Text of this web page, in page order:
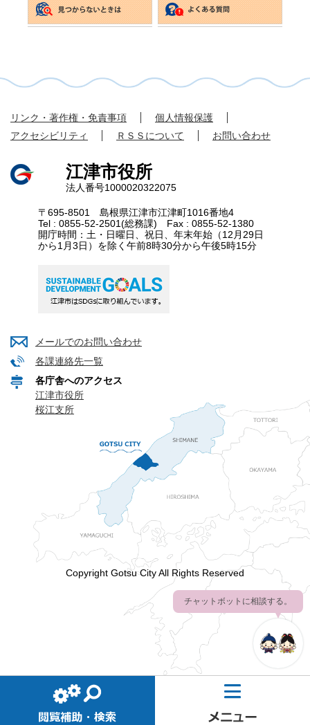
ジ
リンク・著作権・免責事項
個人情報保護
アクセシビリティ
ＲＳＳについて お問い合わせ
江津市役所
法人番号1000020322075
〒695-8501 島根県江津市江津町1016番地4
Tel : 0855-52-2501(総務課) Fax : 0855-52-1380
開庁時間：土・日曜日、祝日、年末年始（12月29日
から1月3日）を除く午前8時30分から午後5時15分
メールでのお問い合わせ
各課連絡先一覧
各庁舎へのアクセス
江津市役所
桜江支所
Copyright Gotsu City All Rights Reserved
チャットボットに相談する。